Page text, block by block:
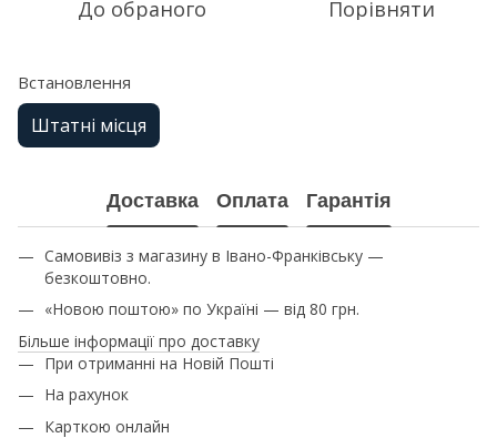
До обраного Порівняти
Встановлення
Штатні місця
Доставка Оплата Гарантія
Самовивіз з магазину в Івано-Франківську —
безкоштовно.
«Новою поштою» по Україні — від 80 грн.
Більше інформації про доставку
При отриманні на Новій Пошті
На рахунок
Карткою онлайн